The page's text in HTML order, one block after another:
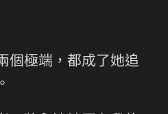
個極端，都成了她追